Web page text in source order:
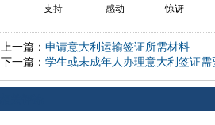
支持 感动 惊讶
上一篇： 申请意大利运输签证所需材料
下一篇： 学生或未成年人办理意大利签证需